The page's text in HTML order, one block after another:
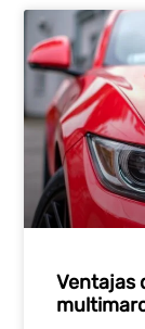
Ventajas